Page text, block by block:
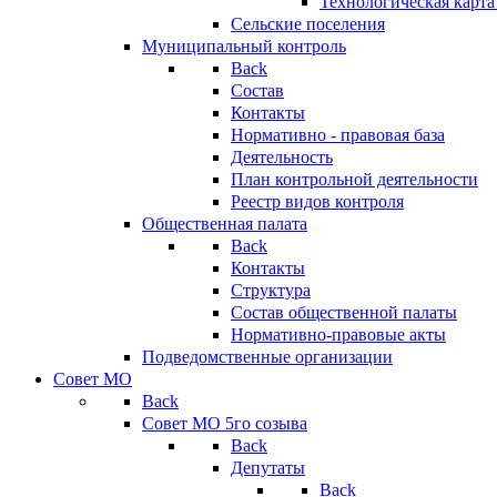
Сельские поселения
Муниципальный контроль
Back
Состав
Контакты
Нормативно - правовая база
Деятельность
План контрольной деятельности
Реестр видов контроля
Общественная палата
Back
Контакты
Структура
Состав общественной палаты
Нормативно-правовые акты
Подведомственные организации
Совет МО
Back
Совет МО 5го созыва
Back
Депутаты
Back